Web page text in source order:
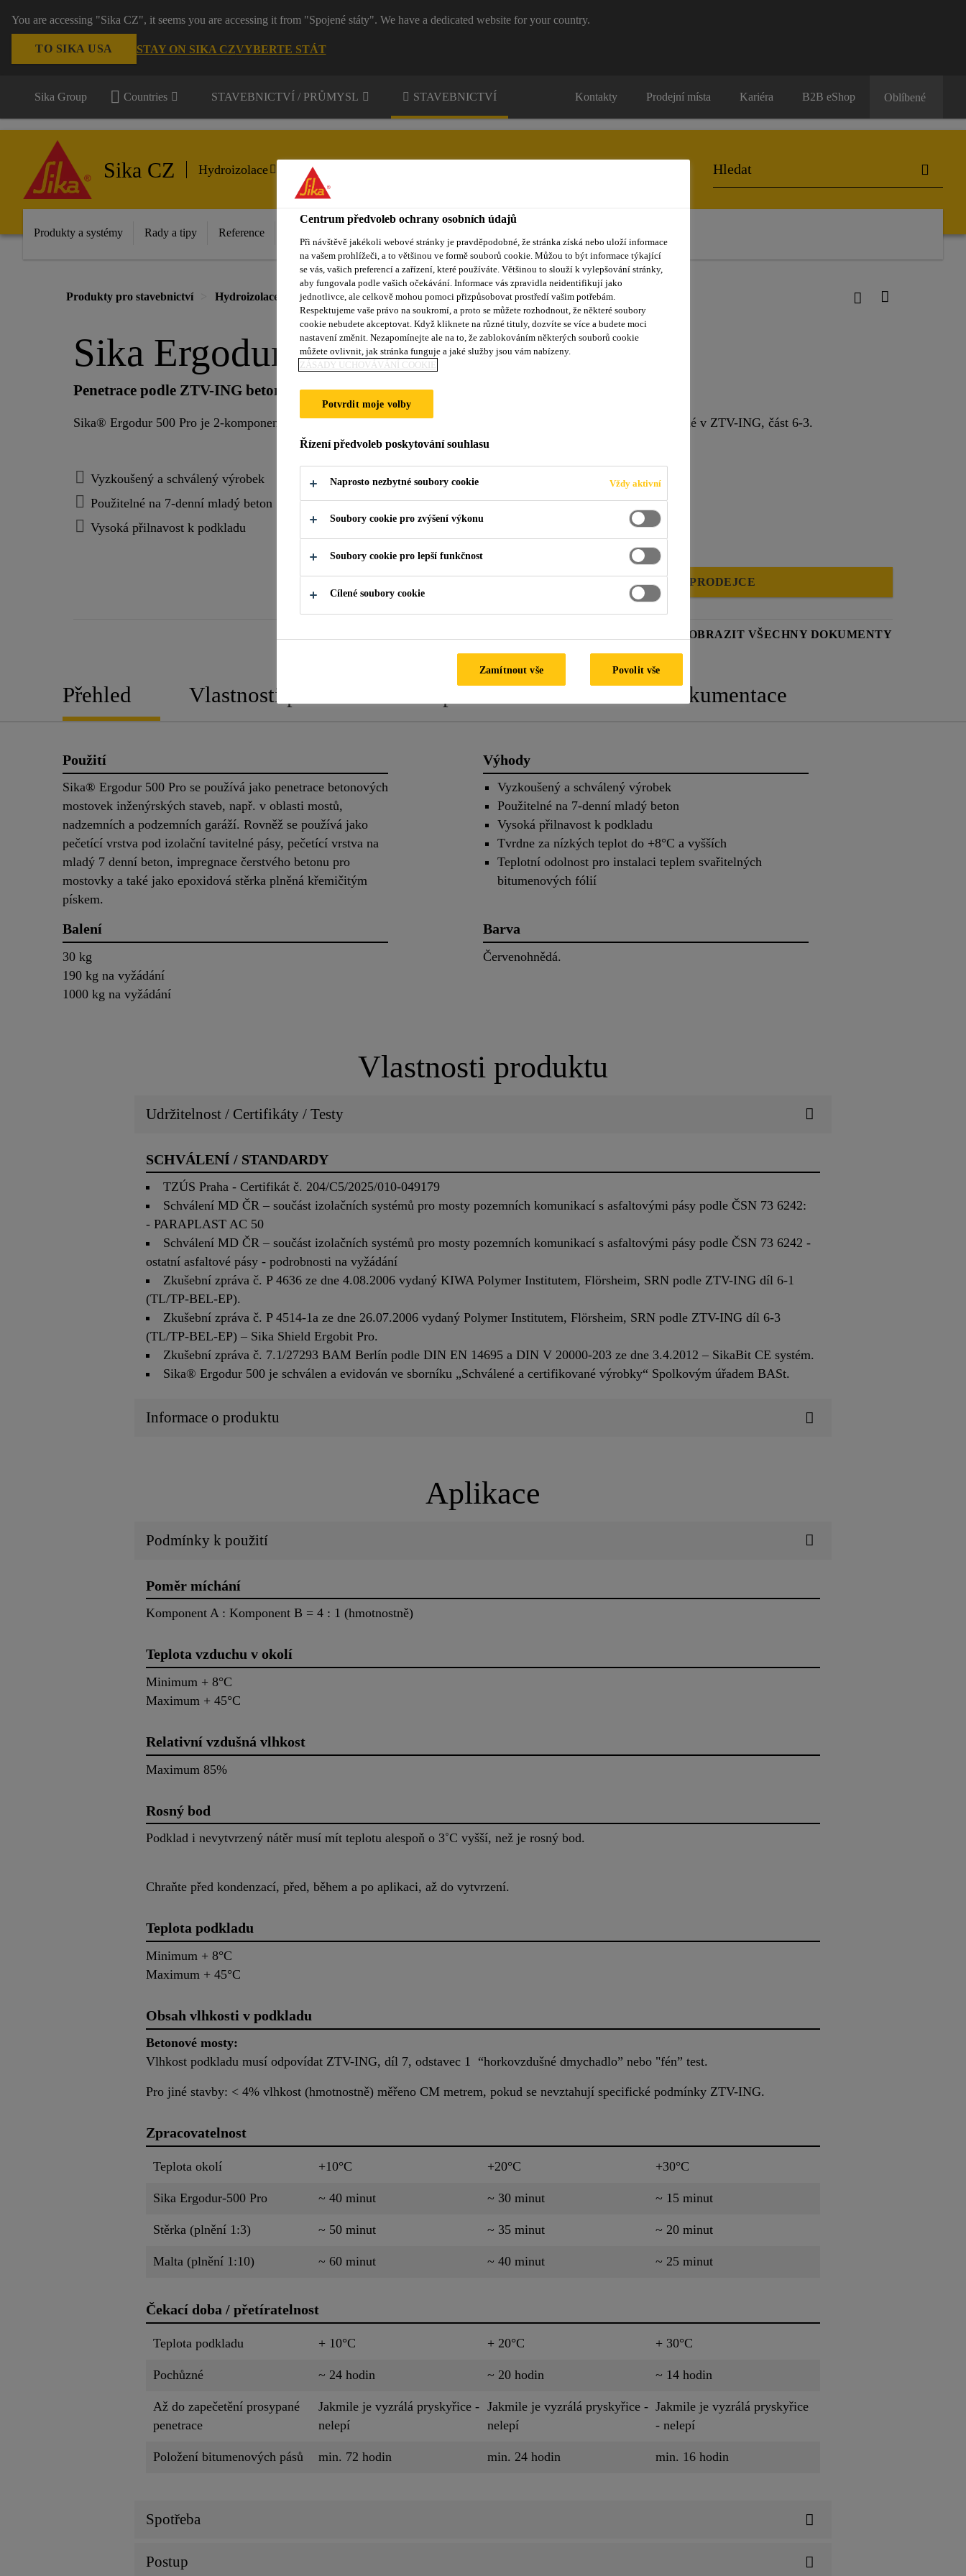
You are accessing "Sika CZ", it seems you are accessing it from "Spojené státy". We have a dedicated website for your country.
TO SIKA USA STAY ON SIKA CZVYBERTE STÁT
Sika Group Countries STAVEBNICTVÍ / PRŮMYSL STAVEBNICTVÍ Kontakty Prodejní místa Kariéra B2B eShop Oblíbené
Sika CZ Hydroizolace
Produkty a systémy Rady a tipy Reference
Produkty pro stavebnictví Hydroizolace Doplňkové produkty a nářadí Sika Ergodur®-500 Pro
Sika Ergodur®-500 Pro
Penetrace podle ZTV-ING betonových mostovek dopravních a inženýrských staveb
Sika® Ergodur 500 Pro je 2-komponentní epoxidová pryskyřice, neplněná, bez rozpouštědel, podle metody definované v ZTV-ING, část 6-3.
Vyzkoušený a schválený výrobek
Použitelné na 7-denní mladý beton
Vysoká přilnavost k podkladu
NAJDI PRODEJCE
ZOBRAZIT VŠECHNY DOKUMENTY
Přehled Vlastnosti produktu Technická dokumentace
Použití
Sika® Ergodur 500 Pro se používá jako penetrace betonových
mostovek inženýrských staveb, např. v oblasti mostů,
nadzemních a podzemních garáží. Rovněž se používá jako
pečetící vrstva pod izolační tavitelné pásy, pečetící vrstva na
mladý 7 denní beton, impregnace čerstvého betonu pro
mostovky a také jako epoxidová stěrka plněná křemičitým
pískem.
Výhody
Vyzkoušený a schválený výrobek
Použitelné na 7-denní mladý beton
Vysoká přilnavost k podkladu
Tvrdne za nízkých teplot do +8°C a vyšších
Teplotní odolnost pro instalaci teplem svařitelných
bitumenových fólií
Balení
30 kg
190 kg na vyžádání
1000 kg na vyžádání
Barva
Červenohnědá.
Vlastnosti produktu
Udržitelnost / Certifikáty / Testy
SCHVÁLENÍ / STANDARDY
TZÚS Praha - Certifikát č. 204/C5/2025/010-049179
Schválení MD ČR – součást izolačních systémů pro mosty pozemních komunikací s asfaltovými pásy podle ČSN 73 6242:
- PARAPLAST AC 50
Schválení MD ČR – součást izolačních systémů pro mosty pozemních komunikací s asfaltovými pásy podle ČSN 73 6242 -
ostatní asfaltové pásy - podrobnosti na vyžádání
Zkušební zpráva č. P 4636 ze dne 4.08.2006 vydaný KIWA Polymer Institutem, Flörsheim, SRN podle ZTV-ING díl 6-1
(TL/TP-BEL-EP).
Zkušební zpráva č. P 4514-1a ze dne 26.07.2006 vydaný Polymer Institutem, Flörsheim, SRN podle ZTV-ING díl 6-3
(TL/TP-BEL-EP) – Sika Shield Ergobit Pro.
Zkušební zpráva č. 7.1/27293 BAM Berlín podle DIN EN 14695 a DIN V 20000-203 ze dne 3.4.2012 – SikaBit CE systém.
Sika® Ergodur 500 je schválen a evidován ve sborníku „Schválené a certifikované výrobky“ Spolkovým úřadem BASt.
Informace o produktu
Aplikace
Podmínky k použití
Poměr míchání
Komponent A : Komponent B = 4 : 1 (hmotnostně)
Teplota vzduchu v okolí
Minimum + 8°C
Maximum + 45°C
Relativní vzdušná vlhkost
Maximum 85%
Rosný bod
Podklad i nevytvrzený nátěr musí mít teplotu alespoň o 3˚C vyšší, než je rosný bod.
Chraňte před kondenzací, před, během a po aplikaci, až do vytvrzení.
Teplota podkladu
Minimum + 8°C
Maximum + 45°C
Obsah vlhkosti v podkladu
Betonové mosty:
Vlhkost podkladu musí odpovídat ZTV-ING, díl 7, odstavec 1 “horkovzdušné dmychadlo” nebo "fén” test.
Pro jiné stavby: < 4% vlhkost (hmotnostně) měřeno CM metrem, pokud se nevztahují specifické podmínky ZTV-ING.
Zpracovatelnost
Teplota okolí +10°C +20°C +30°C
Sika Ergodur-500 Pro ~ 40 minut ~ 30 minut ~ 15 minut
Stěrka (plnění 1:3) ~ 50 minut ~ 35 minut ~ 20 minut
Malta (plnění 1:10) ~ 60 minut ~ 40 minut ~ 25 minut
Čekací doba / přetíratelnost
Teplota podkladu + 10°C + 20°C + 30°C
Pochůzné ~ 24 hodin ~ 20 hodin ~ 14 hodin
Až do zapečetění prosypané
penetrace
Jakmile je vyzrálá pryskyřice -
nelepí
Jakmile je vyzrálá pryskyřice -
nelepí
Jakmile je vyzrálá pryskyřice
- nelepí
Položení bitumenových pásů min. 72 hodin min. 24 hodin min. 16 hodin
Spotřeba
Postup
Centrum předvoleb ochrany osobních údajů
Při návštěvě jakékoli webové stránky je pravděpodobné, že stránka získá nebo uloží informace
na vašem prohlížeči, a to většinou ve formě souborů cookie. Můžou to být informace týkající
se vás, vašich preferencí a zařízení, které používáte. Většinou to slouží k vylepšování stránky,
aby fungovala podle vašich očekávání. Informace vás zpravidla neidentifikují jako
jednotlivce, ale celkově mohou pomoci přizpůsobovat prostředí vašim potřebám.
Respektujeme vaše právo na soukromí, a proto se můžete rozhodnout, že některé soubory
cookie nebudete akceptovat. Když kliknete na různé tituly, dozvíte se více a budete moci
nastavení změnit. Nezapomínejte ale na to, že zablokováním některých souborů cookie
můžete ovlivnit, jak stránka funguje a jaké služby jsou vám nabízeny.
ZÁSADY UCHOVÁVÁNÍ COOKIE
Potvrdit moje volby
Řízení předvoleb poskytování souhlasu
Naprosto nezbytné soubory cookie Vždy aktivní
Soubory cookie pro zvýšení výkonu
Soubory cookie pro lepší funkčnost
Cílené soubory cookie
Zamítnout vše Povolit vše